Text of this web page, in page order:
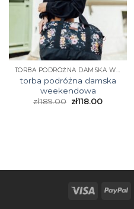
TORBA PODRÓŻNA DAMSKA WEEKENDOWA
torba podróżna damska
weekendowa
zł189.00 zł118.00